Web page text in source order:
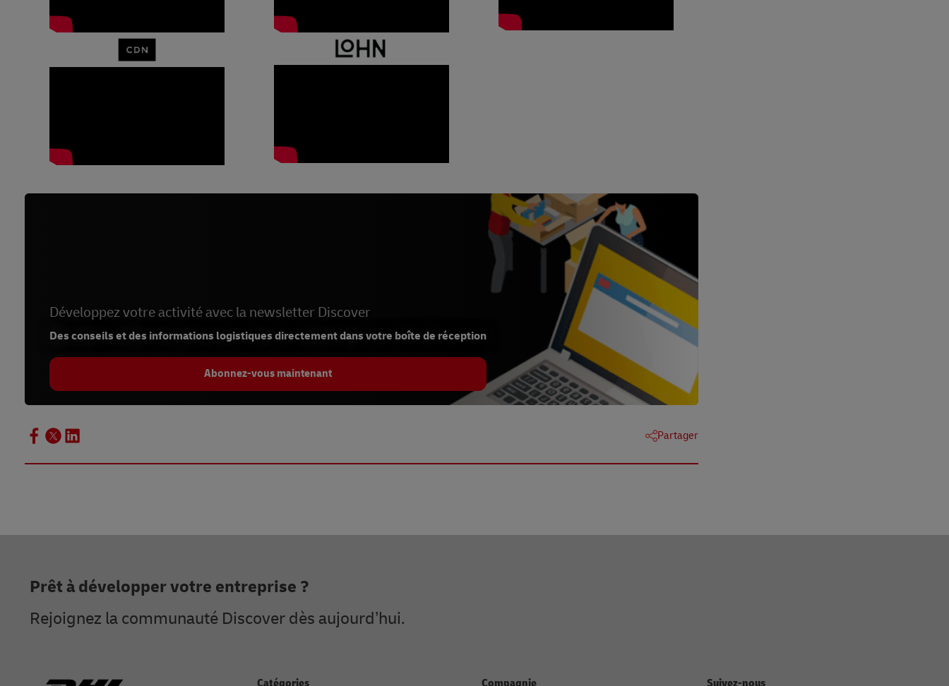
Développez votre activité avec la newsletter Discover
Des conseils et des informations logistiques directement dans votre boîte de réception
Abonnez-vous maintenant
Partager
Prêt à développer votre entreprise ?
Rejoignez la communauté Discover dès aujourd’hui.